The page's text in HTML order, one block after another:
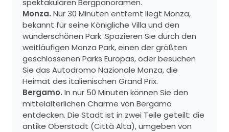
spektakulären Bergpanoramen.
Monza. Nur 30 Minuten entfernt liegt Monza,
bekannt für seine Königliche Villa und den
wunderschönen Park. Spazieren Sie durch den
weitläufigen Monza Park, einen der größten
geschlossenen Parks Europas, oder besuchen
Sie das Autodromo Nazionale Monza, die
Heimat des italienischen Grand Prix.
Bergamo. In nur 50 Minuten können Sie den
mittelalterlichen Charme von Bergamo
entdecken. Die Stadt ist in zwei Teile geteilt: die
antike Oberstadt (Città Alta), umgeben von